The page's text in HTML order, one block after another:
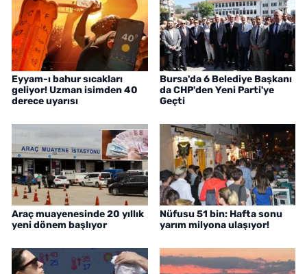
Eyyam-ı bahur sıcakları
geliyor! Uzman isimden 40
derece uyarısı
Bursa'da 6 Belediye Başkanı
da CHP'den Yeni Parti'ye
Geçti
Araç muayenesinde 20 yıllık
yeni dönem başlıyor
Nüfusu 51 bin: Hafta sonu
yarım milyona ulaşıyor!